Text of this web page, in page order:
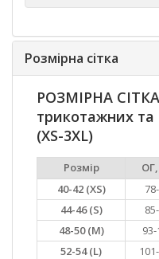
Розмірна сітка
РОЗМІРНА
трикотажних та
(XS-3XL)
Розмір
40-42 (XS)
44-46 (S)
48-50 (M)
52-54 (L)